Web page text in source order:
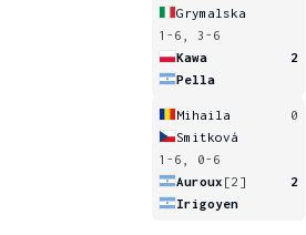
Grymalska
1-6, 3-6
Kawa
2
Pella
Mihaila
0
Smitková
1-6, 0-6
Auroux [2]
2
Irigoyen